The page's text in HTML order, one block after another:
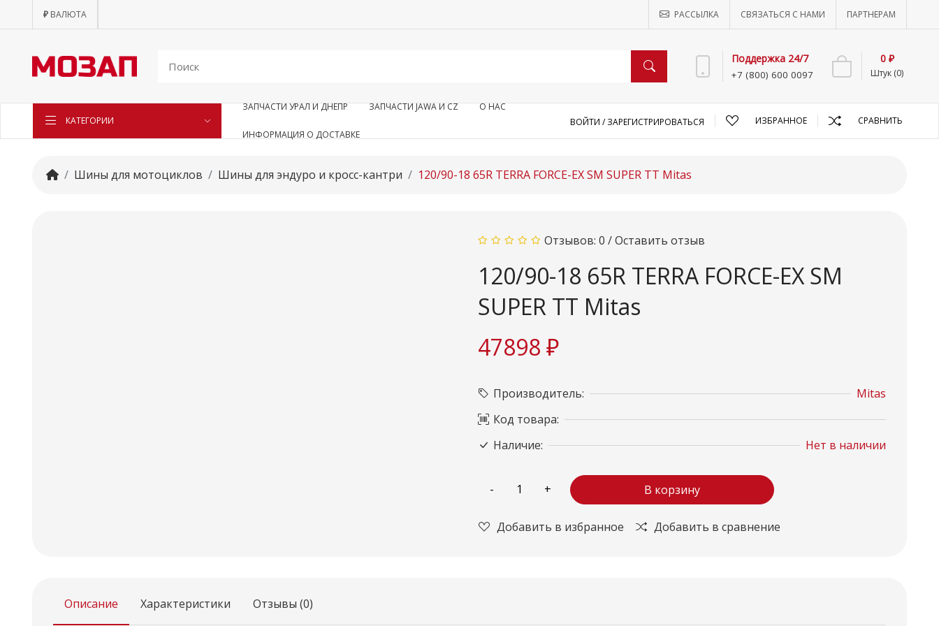
₽ ВАЛЮТА РАССЫЛКА СВЯЗАТЬСЯ С НАМИ ПАРТНЕРАМ
Поддержка 24/7
+7 (800) 600 0097 Штук (0)
0 ₽
КАТЕГОРИИ
ЗАПЧАСТИ УРАЛ И ДНЕПР ЗАПЧАСТИ JAWA И CZ О НАС
ИНФОРМАЦИЯ О ДОСТАВКЕ
ВОЙТИ /ЗАРЕГИСТРИРОВАТЬСЯ ИЗБРАННОЕ СРАВНИТЬ
Шины для мотоциклов Шины для эндуро и кросс-кантри 120/90-18 65R TERRA FORCE-EX SM SUPER TT Mitas
Отзывов: 0 /Оставить отзыв
120/90-18 65R TERRA FORCE-EX SM
SUPER TT Mitas
47898 ₽
Производитель:
Mitas
Код товара:
Наличие:
Нет в наличии
В корзину
Добавить в избранное Добавить в сравнение
Описание Характеристики Отзывы (0)